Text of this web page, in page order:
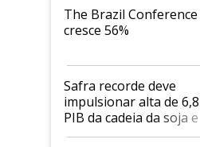
The Brazil Conference
cresce 56%
Safra recorde deve
impulsionar alta de
PIB da cadeia da soja e
biodiesel em 2026